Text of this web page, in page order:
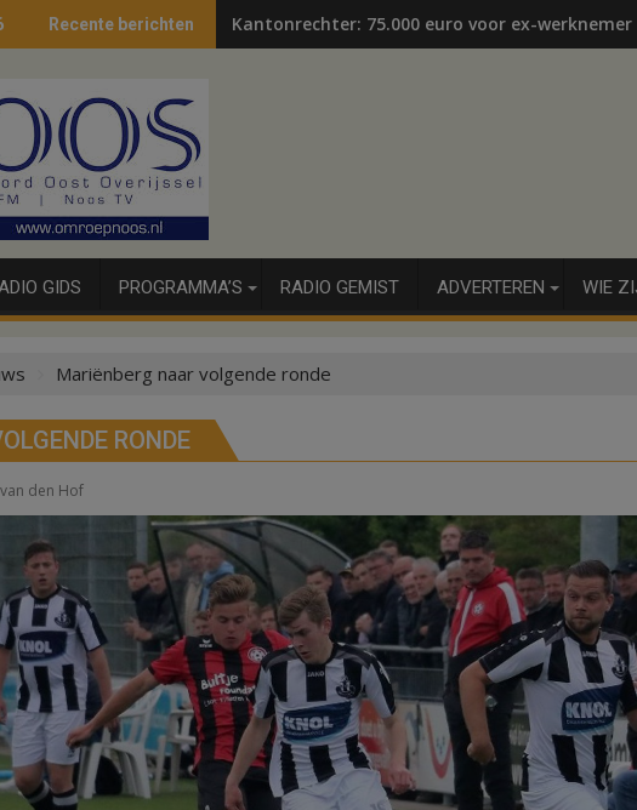
Recente berichten Kantonrechter: 75.000 euro voor ex-werknemers
Kanaal Almelo-De Haandrik levert nog
GIDS PROGRAMMA’S RADIO GEMIST ADVERTEREN WIE
Mariënberg naar volgende ronde
RONDE
den Hof